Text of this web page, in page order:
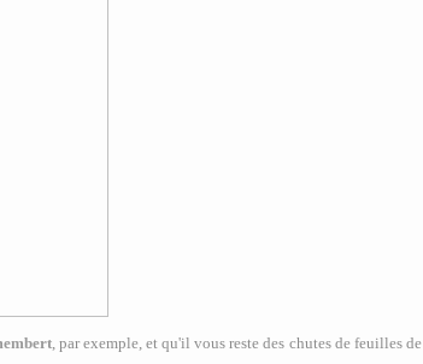
, par exemple, et qu'il vous reste des chutes de feuilles de